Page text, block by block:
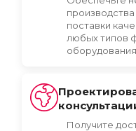
поставки
любых типов
оборудования.
Получите